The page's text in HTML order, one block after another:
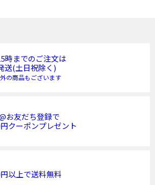
時までのご注文は
送(土日祝除く)
の商品もございます
お友だち登録で
クーポンプレゼント
以上で送料無料